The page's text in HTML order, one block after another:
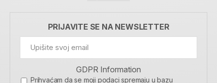
PRIJAVITE SE NA NEWSLETTER
GDPR Information
Prihvaćam da se moji podaci spremaju u bazu